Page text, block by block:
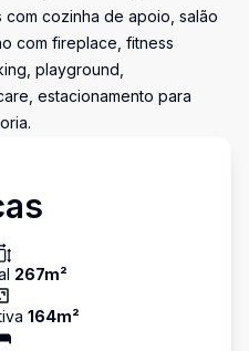
cozinha de apoio, salão
com fireplace, fitness
playground,
estacionamento para
267m²
164m²